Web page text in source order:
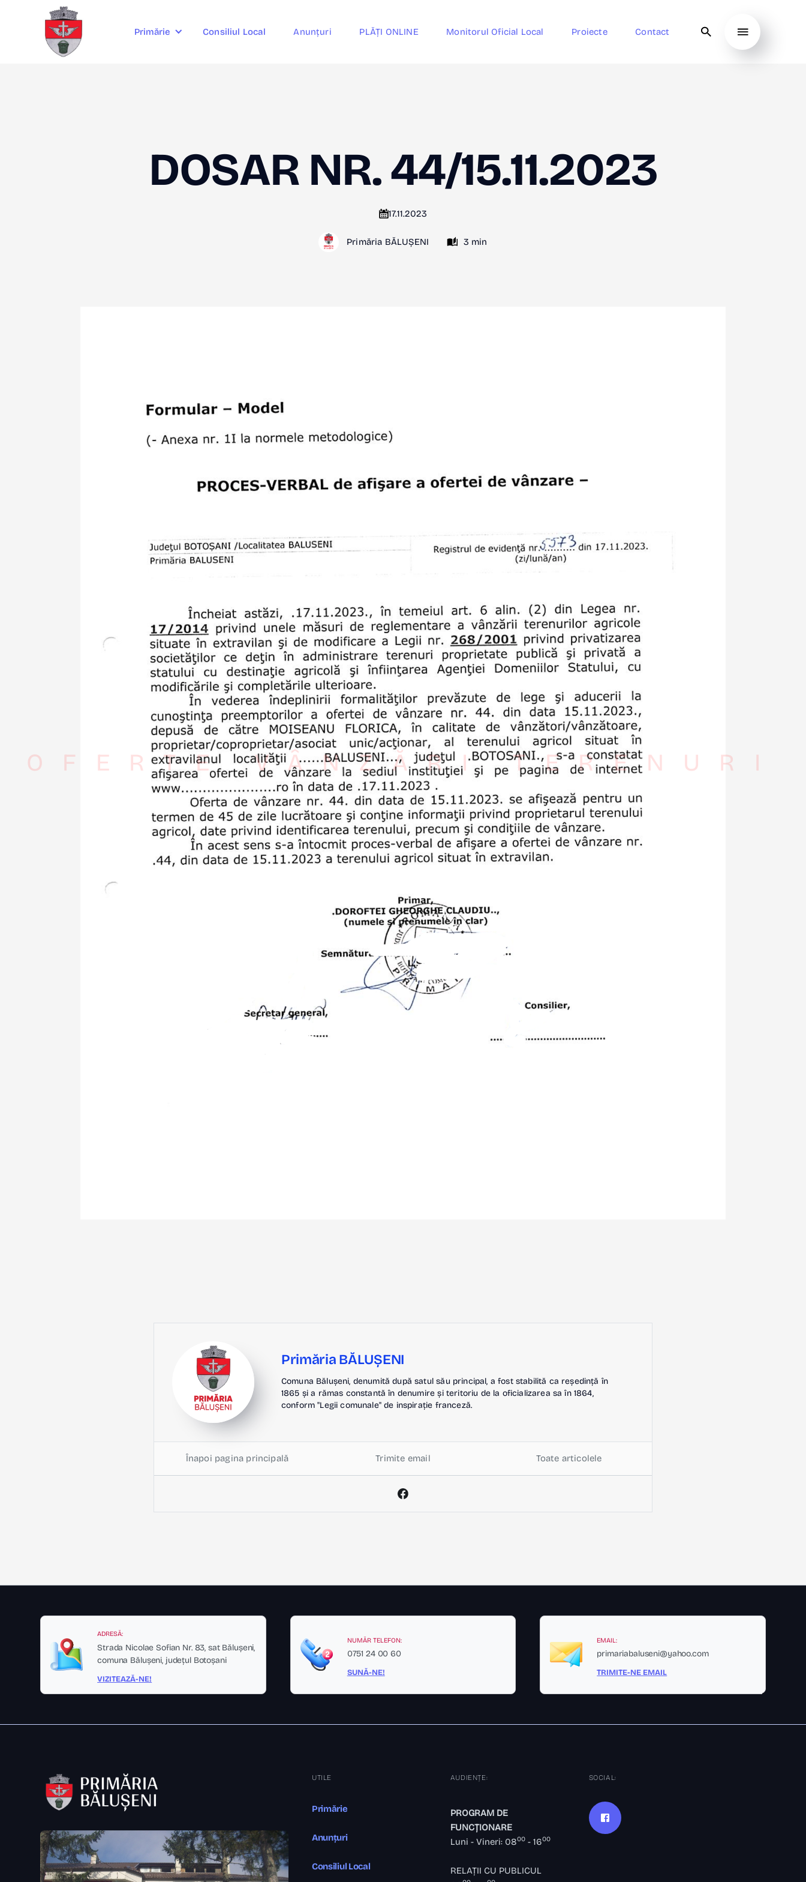
Primărie Consiliul Local Anunțuri PLĂȚI ONLINE Monitorul Oficial Local Proiecte Contact
DOSAR NR. 44/15.11.2023
17.11.2023
Primăria BĂLUȘENI 3 min
OFERTE VÂNZĂRI TERENURI
Primăria BĂLUȘENI
Comuna Bălușeni, denumită după satul său principal, a fost stabilită ca reședință în
1865 și a rămas constantă în denumire și teritoriu de la oficializarea sa în 1864,
conform "Legii comunale" de inspirație franceză.
Înapoi pagina principală Trimite email Toate articolele
ADRESĂ:
Strada Nicolae Sofian Nr. 83, sat Bălușeni,
comuna Bălușeni, județul Botoșani
VIZITEAZĂ-NE!
NUMĂR TELEFON:
0751 24 00 60
SUNĂ-NE!
EMAIL:
primariabaluseni@yahoo.com
TRIMITE-NE EMAIL
UTILE
Primărie
Anunțuri
Consiliul Local
AUDIENȚE:
PROGRAM DE
FUNCȚIONARE
Luni - Vineri: 0800- 1600
RELAȚII CU PUBLICUL
SOCIAL: